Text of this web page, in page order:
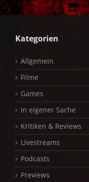
Kategorien
Allgemein
Filme
Games
In eigener Sache
Kritiken & Reviews
Livestreams
Podcasts
Previews